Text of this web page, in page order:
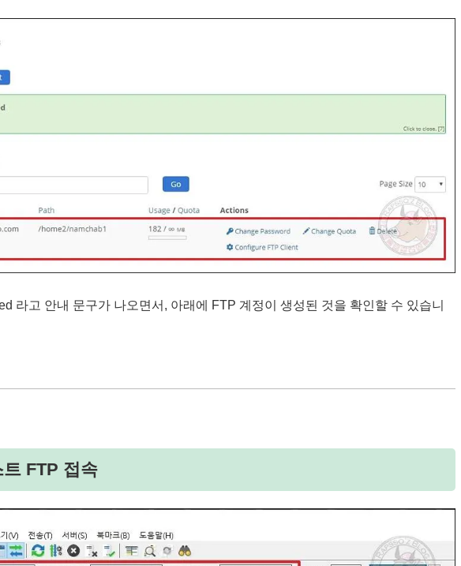
라고 안내 문구가 나오면서, 아래에 FTP 계정이 생성된 것을 확인할 수 있습니
FTP 접속